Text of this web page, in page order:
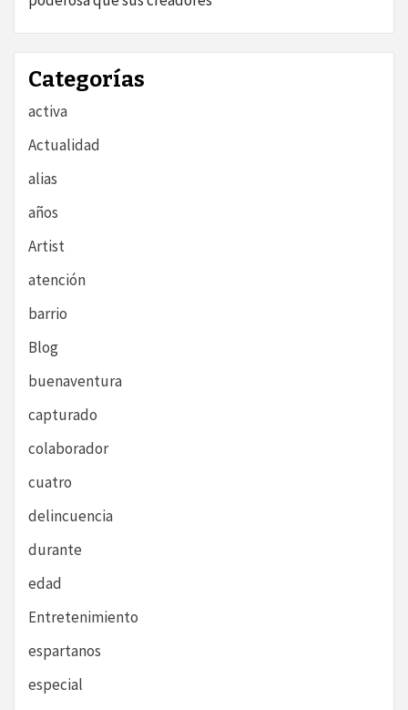
Categorías
activa
Actualidad
alias
años
Artist
atención
barrio
Blog
buenaventura
capturado
colaborador
cuatro
delincuencia
durante
edad
Entretenimiento
espartanos
especial